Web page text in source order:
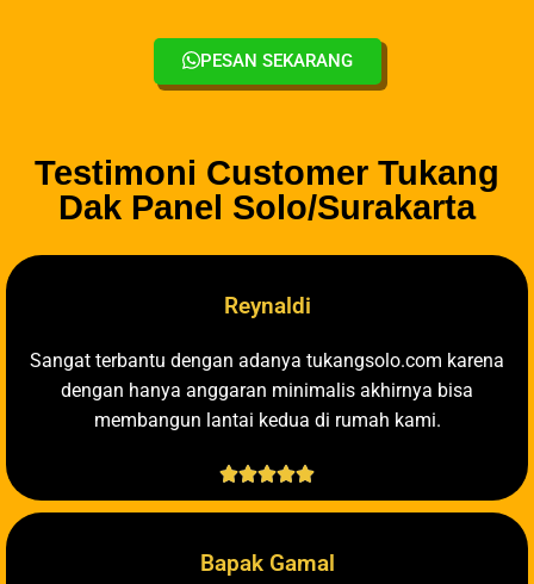
PESAN SEKARANG
Testimoni Customer Tukang
Dak Panel Solo/Surakarta
Reynaldi
Sangat terbantu dengan adanya tukangsolo.com karena
dengan hanya anggaran minimalis akhirnya bisa
membangun lantai kedua di rumah kami.

Bapak Gamal